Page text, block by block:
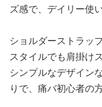
ズ感で、デイリー使
ショルダーストラッ
スタイルでも肩掛け
シンプルなデザイン
りで、痛バ初心者の